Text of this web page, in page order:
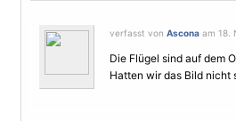
verfasst von Ascona am 18.
Die Flügel sind auf dem
Hatten wir das Bild nicht